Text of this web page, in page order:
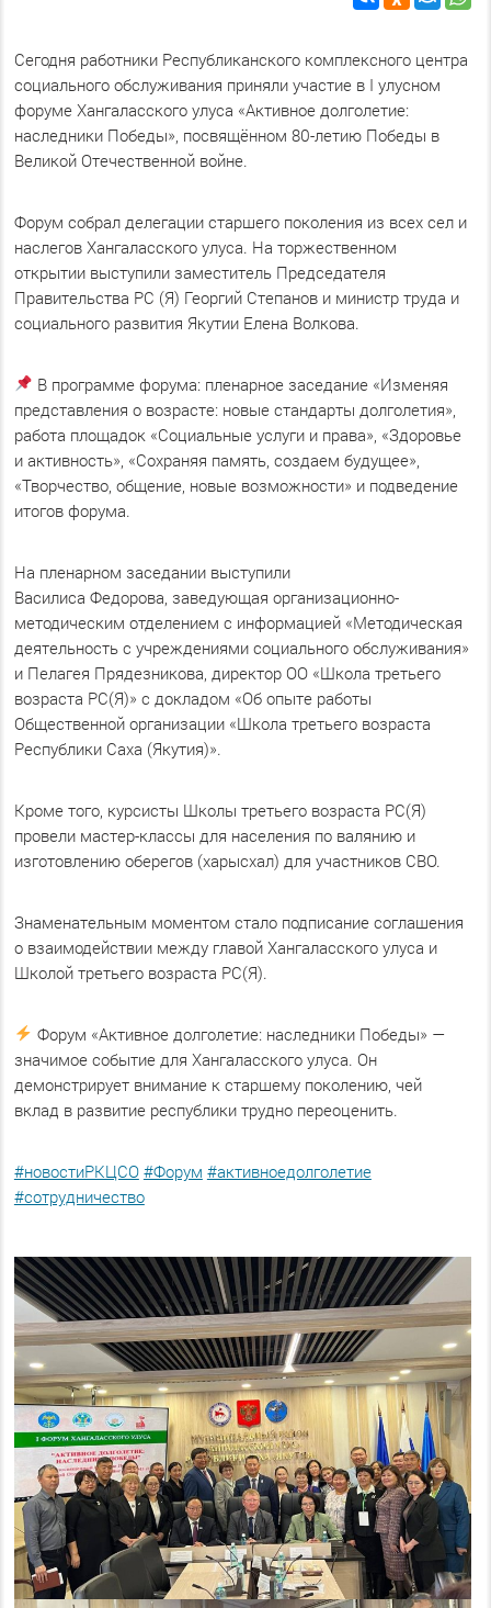
Сегодня работники Республиканского комплексного центра
социального обслуживания приняли участие в I улусном
форуме Хангаласского улуса «Активное долголетие:
наследники Победы», посвящённом 80-летию Победы в
Великой Отечественной войне.
Форум собрал делегации старшего поколения из всех сел и
наслегов Хангаласского улуса. На торжественном
открытии выступили заместитель Председателя
Правительства РС (Я) Георгий Степанов и министр труда и
социального развития Якутии Елена Волкова.
В программе форума: пленарное заседание «Изменяя
представления о возрасте: новые стандарты долголетия»,
работа площадок «Социальные услуги и права», «Здоровье
и активность», «Сохраняя память, создаем будущее»,
«Творчество, общение, новые возможности» и подведение
итогов форума.
На пленарном заседании выступили
Василиса Федорова, заведующая организационно-
методическим отделением с информацией «Методическая
деятельность с учреждениями социального обслуживания»
и Пелагея Прядезникова, директор ОО «Школа третьего
возраста РС(Я)» с докладом «Об ​опыте ​работы ​
Общественной организации «Школа третьего возраста
Республики Саха (Якутия)».
Кроме того, курсисты Школы третьего возраста РС(Я)
провели мастер-классы для населения по валянию и
изготовлению оберегов (харысхал) для участников СВО.
Знаменательным моментом стало подписание соглашения
о взаимодействии между главой Хангаласского улуса и
Школой третьего возраста РС(Я).
Форум «Активное долголетие: наследники Победы» —
значимое событие для Хангаласского улуса. Он
демонстрирует внимание к старшему поколению, чей
вклад в развитие республики трудно переоценить.
#новостиРКЦСО #Форум #активноедолголетие
#сотрудничество